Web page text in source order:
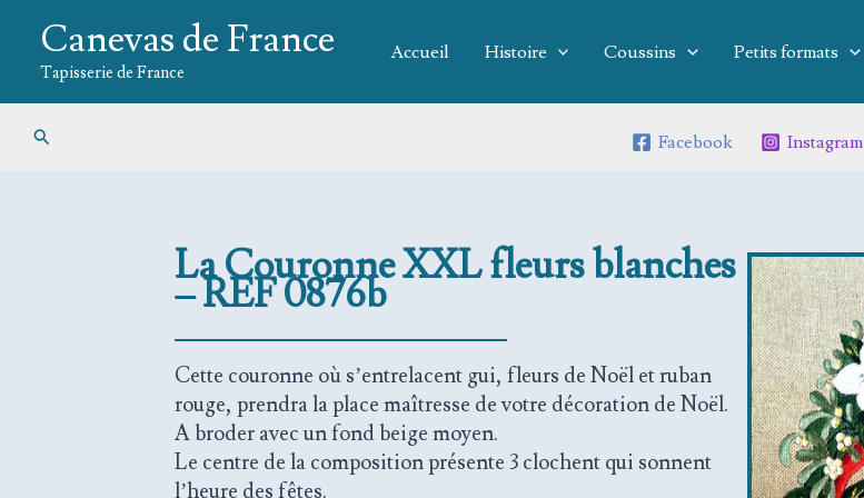
contenu
Canevas de France
Tapisserie de France
Accueil Histoire Coussins Petits formats
Rechercher Facebook Instagram
La Couronne XXL fleurs blanches
– REF 0876b
Cette couronne où s’entrelacent gui, fleurs de Noël et ruban
rouge, prendra la place maîtresse de votre décoration de Noël.
A broder avec un fond beige moyen.
Le centre de la composition présente 3 clochent qui sonnent
l’heure des fêtes.